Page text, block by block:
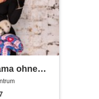
ohne